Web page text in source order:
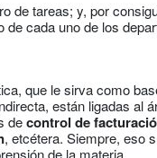
de tareas; y, por
cada uno de los
que le sirva como
están ligadas al
decontrol de
, etcétera. Siempre, eso
de la materia.